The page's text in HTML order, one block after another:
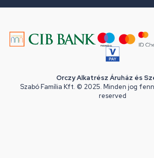
Orczy Alkatrész Áruház és
Szabó Família Kft. © 2025. Minden jog
reserved